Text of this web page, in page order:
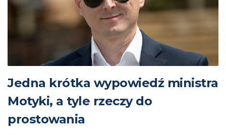
Jedna krótka wypowiedź ministra
Motyki, a tyle rzeczy do
prostowania